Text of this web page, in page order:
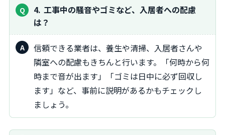
4 工事中の騒音やゴミなど、入居者への配慮
は？
信頼できる業者は、養生や清掃、入居者さんや
隣室への配慮もきちんと行います。「何時から何
時まで音が出ます」「ゴミは日中に必ず回収し
ます」など、事前に説明があるかもチェックし
ましょう。